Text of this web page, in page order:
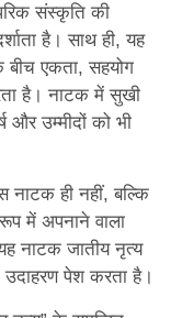
संस्कृति की
है। साथ ही, यह
बीच एकता, सहयोग
है। नाटक में सुखी
और उम्मीदों को भी
नाटक ही नहीं, बल्कि
में अपनाने वाला
नाटक जातीय नृत्य
पेश करता है।